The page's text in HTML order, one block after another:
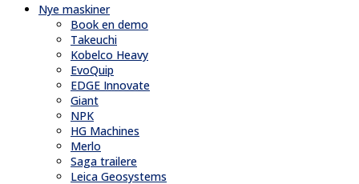
Nye maskiner
Book en demo
Takeuchi
Kobelco Heavy
EvoQuip
EDGE Innovate
Giant
NPK
HG Machines
Merlo
Saga trailere
Leica Geosystems